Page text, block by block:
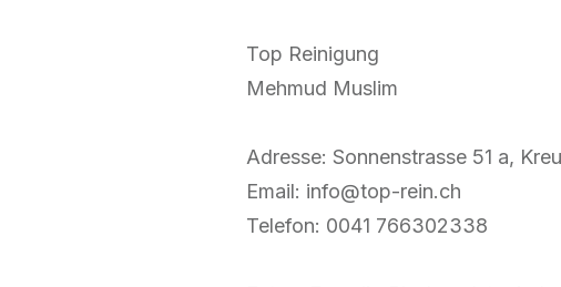
Top Reinigung
Mehmud Muslim
Adresse: Sonnenstrasse 51 a,
Email: info@top-rein.ch
Telefon: 0041 766302338